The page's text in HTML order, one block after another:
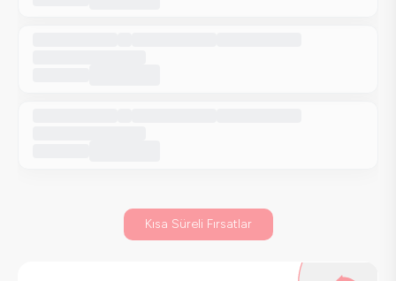
Kısa Süreli Fırsatlar